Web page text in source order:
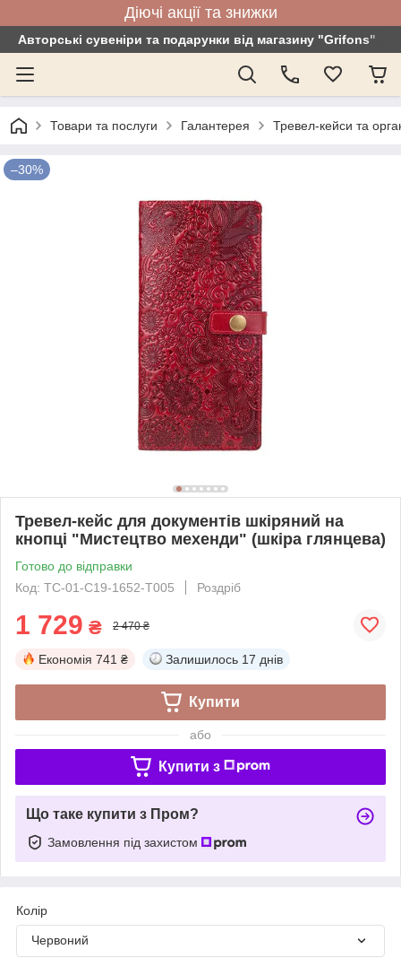
Діючі акції та знижки
Авторські сувеніри та подарунки від магазину "Grifons"
Товари та послуги Галантерея Тревел-кейси та
–30%
Тревел-кейс для документів шкіряний на
кнопці "Мистецтво мехенди" (шкіра глянцева)
Готово до відправки
Код: TC-01-C19-1652-T005
Роздріб
1 729 ₴ 2 470 ₴
Економія 741 ₴ Залишилось 17 днів
Купити
або
Купити з
Що таке купити з Пром?
Замовлення під захистом
Колір
Червоний